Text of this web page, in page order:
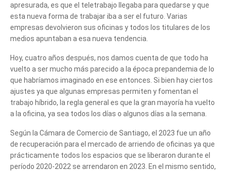
apresurada, es que el teletrabajo llegaba para quedarse y que
esta nueva forma de trabajar iba a ser el futuro. Varias
empresas devolvieron sus oficinas y todos los titulares de los
medios apuntaban a esa nueva tendencia.
Hoy, cuatro años después, nos damos cuenta de que todo ha
vuelto a ser mucho más parecido a la época prepandemia de lo
que habríamos imaginado en ese entonces. Si bien hay ciertos
ajustes ya que algunas empresas permiten y fomentan el
trabajo híbrido, la regla general es que la gran mayoría ha vuelto
a la oficina, ya sea todos los días o algunos días a la semana.
Según la Cámara de Comercio de Santiago, el 2023 fue un año
de recuperación para el mercado de arriendo de oficinas ya que
prácticamente todos los espacios que se liberaron durante el
período 2020-2022 se arrendaron en 2023. En el mismo sentido,